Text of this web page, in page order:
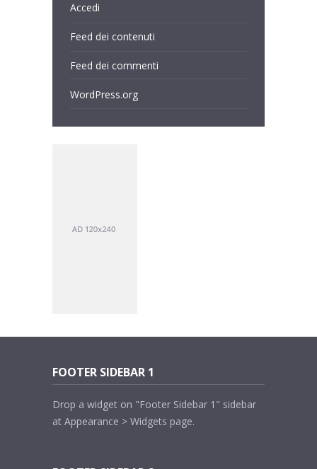
Accedi
Feed dei contenuti
Feed dei commenti
WordPress.org
FOOTER SIDEBAR 1
Drop a widget on "Footer Sidebar 1" sidebar
at Appearance > Widgets page.